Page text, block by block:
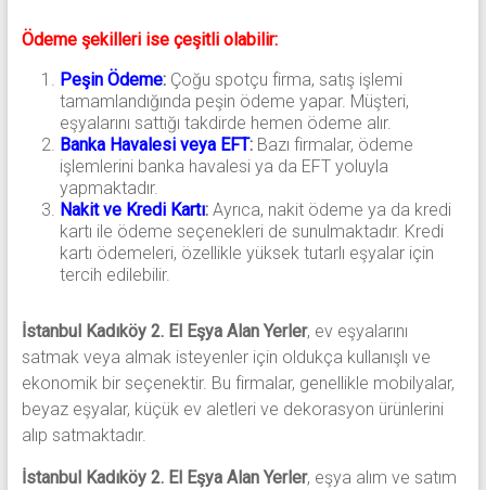
Ödeme şekilleri ise çeşitli olabilir:
Peşin Ödeme:Çoğu spotçu firma, satış işlemi
tamamlandığında peşin ödeme yapar. Müşteri,
eşyalarını sattığı takdirde hemen ödeme alır.
Banka Havalesi veya EFT:Bazı firmalar, ödeme
işlemlerini banka havalesi ya da EFT yoluyla
yapmaktadır.
Nakit ve Kredi Kartı:Ayrıca, nakit ödeme ya da kredi
kartı ile ödeme seçenekleri de sunulmaktadır. Kredi
kartı ödemeleri, özellikle yüksek tutarlı eşyalar için
tercih edilebilir.
İstanbul Kadıköy 2. El Eşya Alan Yerler, ev eşyalarını
satmak veya almak isteyenler için oldukça kullanışlı ve
ekonomik bir seçenektir. Bu firmalar, genellikle mobilyalar,
beyaz eşyalar, küçük ev aletleri ve dekorasyon ürünlerini
alıp satmaktadır.
İstanbul Kadıköy 2. El Eşya Alan Yerler, eşya alım ve satım